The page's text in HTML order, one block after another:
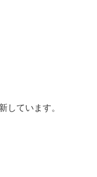
しています。